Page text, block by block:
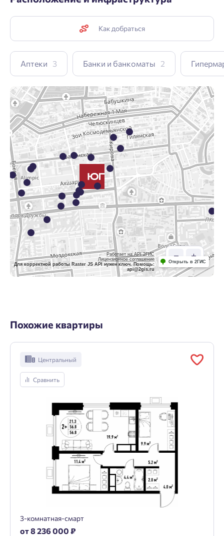
Как добраться
Аптеки 3 Банки и банкоматы 2
Работает на API 2ГИС
Лицензионное соглашение
Для корректной работы Raster JS API нужен ключ. Помощь:
api@2gis.ru
Открыть в 2ГИС
Похожие квартиры
Центральный
Сравнить
3-комнатная-смарт
от 8 236 000 ₽